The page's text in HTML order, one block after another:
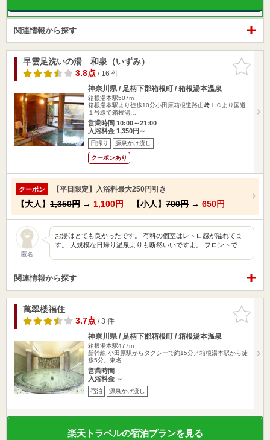
関連情報から探す
お気に入
りに追加
早雲足洗いの湯 和泉（いずみ）
3.8点/ 16 件
神奈川県 / 足柄下郡箱根町 / 箱根湯本温泉
箱根湯本駅507m
箱根湯本駅より徒歩10分小田原箱根道路山﨑ＩＣより国道
１号線で箱根湯…
営業時間 10:00～21:00
入浴料金 1,350円～
日帰り 源泉かけ流し
クーポンあり
クーポン 【平日限定】入浴料最大250円引き
【大人】 1,350円 → 1,100円 【小人】 700円 → 650円
匿名
お湯はとても良かったです。 有料の個室はレトロ感が溢れてま
す。 大規模な日帰り温泉よりも断然いいですよ。 フロントで…
関連情報から探す
お気に入
りに追加
萬翠楼福住
3.7点/ 3 件
神奈川県 / 足柄下郡箱根町 / 箱根湯本温泉
箱根湯本駅477m
新幹線:小田原駅からタクシーで約15分／箱根湯本駅から徒
歩5分。東名…
営業時間
入浴料金 ～
宿泊 源泉かけ流し
楽天トラベルの宿泊プランを見る